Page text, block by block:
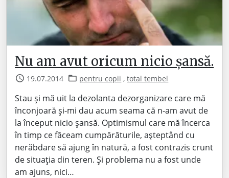
Nu am avut oricum nicio șansă.
19.07.2014 pentru copii ,total tembel
Stau și mă uit la dezolanta dezorganizare care mă
înconjoară și-mi dau acum seama că n-am avut de
la început nicio șansă. Optimismul care mă încerca
în timp ce făceam cumpărăturile, așteptând cu
nerăbdare să ajung în natură, a fost contrazis crunt
de situația din teren. Și problema nu a fost unde
am ajuns, nici…